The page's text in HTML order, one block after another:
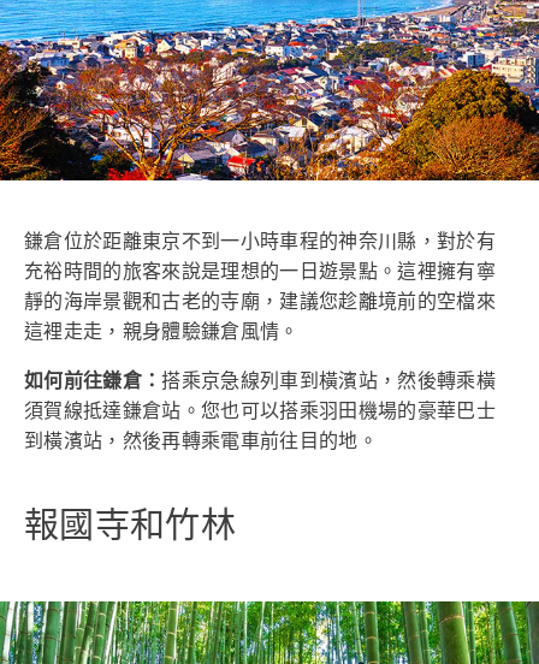
鎌倉位於距離東京不到一小時車程的神奈川縣，對於有
充裕時間的旅客來說是理想的一日遊景點。這裡擁有寧
靜的海岸景觀和古老的寺廟，建議您趁離境前的空檔來
這裡走走，親身體驗鎌倉風情。
如何前往鎌倉：搭乘京急線列車到橫濱站，然後轉乘橫
須賀線抵達鎌倉站。您也可以搭乘羽田機場的豪華巴士
到橫濱站，然後再轉乘電車前往目的地。
報國寺和竹林